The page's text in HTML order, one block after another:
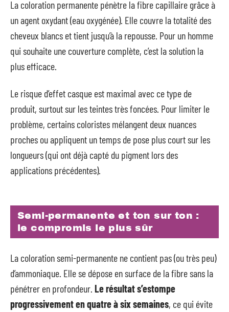
La coloration permanente pénètre la fibre capillaire grâce à
un agent oxydant (eau oxygénée). Elle couvre la totalité des
cheveux blancs et tient jusqu’à la repousse. Pour un homme
qui souhaite une couverture complète, c’est la solution la
plus efficace.
Le risque d’effet casque est maximal avec ce type de
produit, surtout sur les teintes très foncées. Pour limiter le
problème, certains coloristes mélangent deux nuances
proches ou appliquent un temps de pose plus court sur les
longueurs (qui ont déjà capté du pigment lors des
applications précédentes).
Semi-permanente et ton sur ton :
le compromis le plus sûr
La coloration semi-permanente ne contient pas (ou très peu)
d’ammoniaque. Elle se dépose en surface de la fibre sans la
pénétrer en profondeur. Le résultat s’estompe
progressivement en quatre à six semaines, ce qui évite